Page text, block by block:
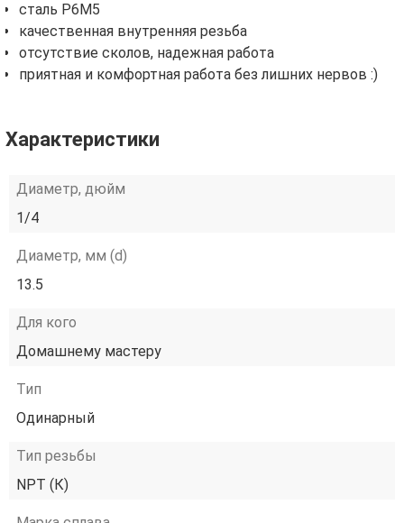
сталь Р6М5
качественная внутренняя резьба
отсутствие сколов, надежная работа
приятная и комфортная работа без лишних нервов :)
Характеристики
Диаметр, дюйм
1/4
Диаметр, мм (d)
13.5
Для кого
Домашнему мастеру
Тип
Одинарный
Тип резьбы
NPT (К)